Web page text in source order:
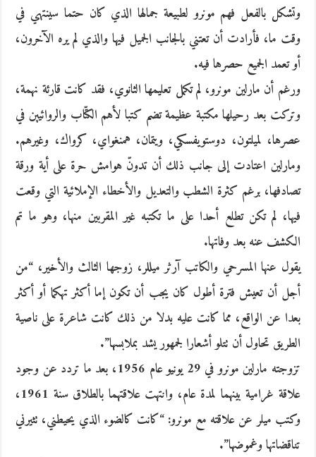
وتشكل بالفعل فهم مونرو لطبيعة جمالها الذي كان حتما سينتهي في
وقت ما، فأرادت أن تعتني بالجانب الجميل فيها والذي لم يره الآخرون،
أو تعمد الجميع حصرها فيه.
ورغم أن مارلين مونرو، لم تكمل تعليمها الثانوي، فقد كانت قارئة نهمة،
وتركت بعد رحيلها مكتبة عظيمة تضم كتبا لأهم الكتّاب والروائيين في
عصرها، لميلتون، دوستويفسكي، ويتمان، همنغواي، كرواك، وغيرهم.
ومارلين اعتادت إلى جانب ذلك أن تدونّ هوامش حرة على أية ورقة
تصادفها، برغم كثرة الشطب والتعديل والأخطاء الإملائية التي وقعت
فيها، لم تكن تطلع أحدا على ما تكتبه غير المقربين منها، وهو ما تم
الكشف عنه بعد وفاتها.
يقول عنها المسرحي والكاتب آرثر ميللر، زوجها الثالث والأخير، “من
أجل أن تعيش فترة أطول كان يجب أن تكون إما أكثر تهكما أو أكثر
بعدا عن الواقع، مما كانت عليه بدلا من ذلك كانت شاعرة على ناصية
الطريق تحاول أن تتلو أشعارا لجمهور يشد بملابسها”.
تزوجته مارلين مونرو في 29 يونيو عام 1956، بعد ما تردد عن وجود
علاقة غرامية بينهما لمدة عام، وانتهت علاقتهما بالطلاق سنة 1961،
وكتب ميلر عن علاقته مع مونرو: “كانت كالضوء الذي يحيطني، تثيرني
تناقضاتها وغموضها”.